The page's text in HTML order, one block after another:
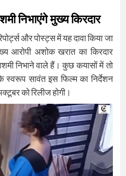
निभाएंगे मुख्य किरदार
और पोस्ट्स में यह दावा किया जा
आरोपी अशोक खरात का किरदार
निभाने वाले हैं। कुछ कयासों में तो
स्वरूप सावंत इस फिल्म का निर्देशन
को रिलीज होगी।